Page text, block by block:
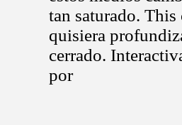
tan saturado.
quisiera
cerrado.
por